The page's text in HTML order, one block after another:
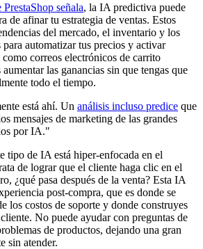
señala, la IA predictiva puede
de afinar tu estrategia de ventas. Estos
del mercado, el inventario y los
para automatizar tus precios y activar
correos electrónicos de carrito
las ganancias sin que tengas que
todo el tiempo.
está ahí. Un análisis incluso predice que
mensajes de marketing de las grandes
por IA."
tipo de IA está hiper-enfocada en el
de lograr que el cliente haga clic en el
¿qué pasa después de la venta? Esta IA
post-compra, que es donde se
los costos de soporte y donde construyes
No puede ayudar con preguntas de
de productos, dejando una gran
sin atender.